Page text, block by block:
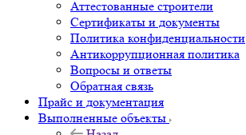
Аттестованные строители
Сертификаты и документы
Политика конфиденциальности
Антикоррупционная политика
Вопросы и ответы
Обратная связь
Прайс и документация
Выполненные объекты